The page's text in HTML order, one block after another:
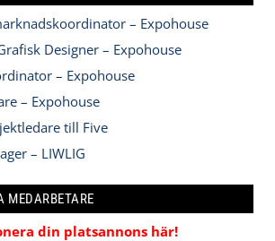
– Expohouse
Designer – Expohouse
– Expohouse
– Expohouse
till Five
– LIWLIG
MEDARBETARE
din platsannons här!